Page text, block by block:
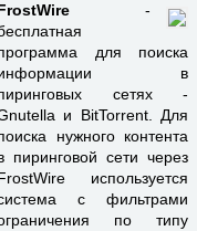
-
для поиска
в
сетях -
и BitTorrent. Для
нужного контента
пиринговой сети через
используется
с фильтрами
по типу